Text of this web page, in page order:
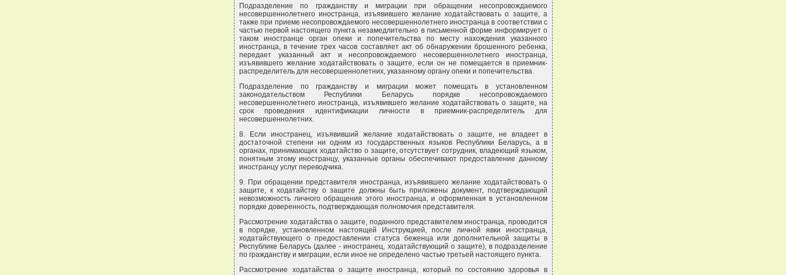
Подразделение по гражданству и миграции при обращении несопровождаемого
несовершеннолетнего иностранца, изъявившего желание ходатайствовать о защите, а
также при приеме несопровождаемого несовершеннолетнего иностранца в соответствии с
частью первой настоящего пункта незамедлительно в письменной форме информирует о
таком иностранце орган опеки и попечительства по месту нахождения указанного
иностранца, в течение трех часов составляет акт об обнаружении брошенного ребенка,
передает указанный акт и несопровождаемого несовершеннолетнего иностранца,
изъявившего желание ходатайствовать о защите, если он не помещается в приемник-
распределитель для несовершеннолетних, указанному органу опеки и попечительства.
Подразделение по гражданству и миграции может помещать в установленном
законодательством Республики Беларусь порядке несопровождаемого
несовершеннолетнего иностранца, изъявившего желание ходатайствовать о защите, на
срок проведения идентификации личности в приемник-распределитель для
несовершеннолетних.
8. Если иностранец, изъявивший желание ходатайствовать о защите, не владеет в
достаточной степени ни одним из государственных языков Республики Беларусь, а в
органах, принимающих ходатайство о защите, отсутствует сотрудник, владеющий языком,
понятным этому иностранцу, указанные органы обеспечивают предоставление данному
иностранцу услуг переводчика.
9. При обращении представителя иностранца, изъявившего желание ходатайствовать о
защите, к ходатайству о защите должны быть приложены документ, подтверждающий
невозможность личного обращения этого иностранца, и оформленная в установленном
порядке доверенность, подтверждающая полномочия представителя.
Рассмотрение ходатайства о защите, поданного представителем иностранца, проводится
в порядке, установленном настоящей Инструкцией, после личной явки иностранца,
ходатайствующего о предоставлении статуса беженца или дополнительной защиты в
Республике Беларусь (далее - иностранец, ходатайствующий о защите), в подразделение
по гражданству и миграции, если иное не определено частью третьей настоящего пункта.
Рассмотрение ходатайства о защите иностранца, который по состоянию здоровья в